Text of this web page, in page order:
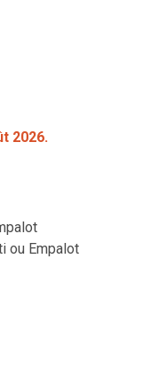
2026.
ou Empalot
nouvelle